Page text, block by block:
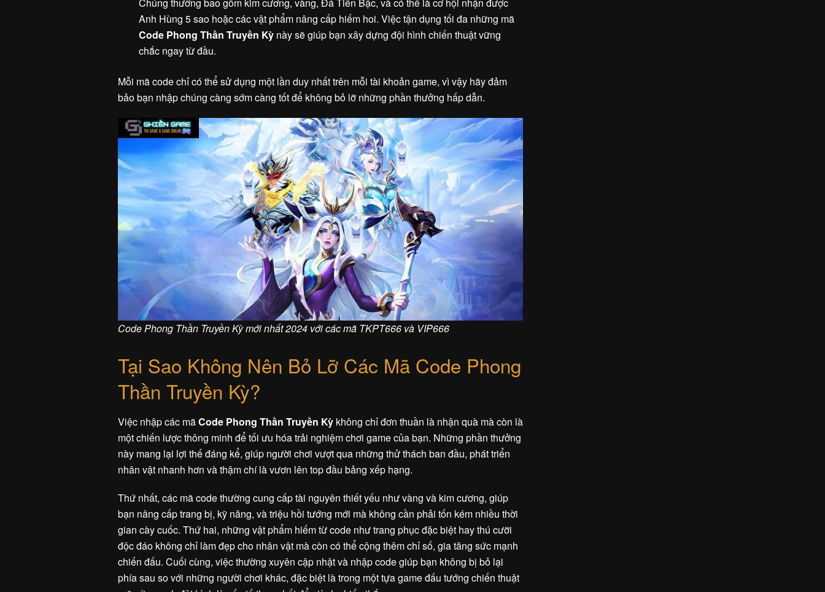
Chúng thường bao gồm kim cương, vàng, Đá Tiến Bậc, và có thể là cơ hội nhận được
Anh Hùng 5 sao hoặc các vật phẩm nâng cấp hiếm hoi. Việc tận dụng tối đa những mã
Code Phong Thần Truyền Kỳ này sẽ giúp bạn xây dựng đội hình chiến thuật vững
chắc ngay từ đầu.
Mỗi mã code chỉ có thể sử dụng một lần duy nhất trên mỗi tài khoản game, vì vậy hãy đảm
bảo bạn nhập chúng càng sớm càng tốt để không bỏ lỡ những phần thưởng hấp dẫn.
Code Phong Thần Truyền Kỳ mới nhất 2024 với các mã TKPT666 và VIP666
Tại Sao Không Nên Bỏ Lỡ Các Mã Code Phong
Thần Truyền Kỳ?
Việc nhập các mãCode Phong Thần Truyền Kỳ không chỉ đơn thuần là nhận quà mà còn là
một chiến lược thông minh để tối ưu hóa trải nghiệm chơi game của bạn. Những phần thưởng
này mang lại lợi thế đáng kể, giúp người chơi vượt qua những thử thách ban đầu, phát triển
nhân vật nhanh hơn và thậm chí là vươn lên top đầu bảng xếp hạng.
Thứ nhất, các mã code thường cung cấp tài nguyên thiết yếu như vàng và kim cương, giúp
bạn nâng cấp trang bị, kỹ năng, và triệu hồi tướng mới mà không cần phải tốn kém nhiều thời
gian cày cuốc. Thứ hai, những vật phẩm hiếm từ code như trang phục đặc biệt hay thú cưỡi
độc đáo không chỉ làm đẹp cho nhân vật mà còn có thể cộng thêm chỉ số, gia tăng sức mạnh
chiến đấu. Cuối cùng, việc thường xuyên cập nhật và nhập code giúp bạn không bị bỏ lại
phía sau so với những người chơi khác, đặc biệt là trong một tựa game đấu tướng chiến thuật